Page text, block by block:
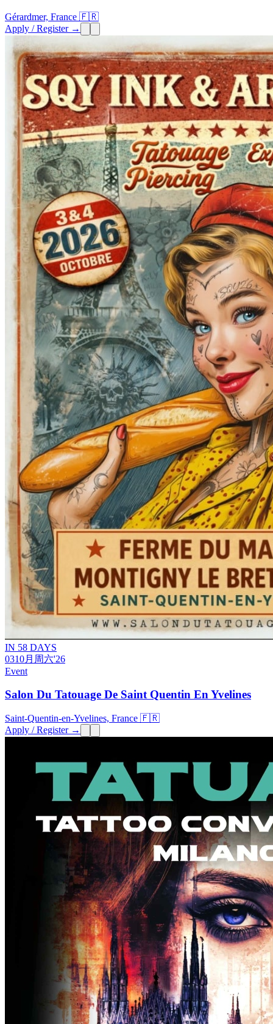
Gérardmer, France 🇫🇷
Apply / Register →
IN 58 DAYS
0310月 周六'26
Event
Salon Du Tatouage De Saint Quentin En Yvelines
Saint-Quentin-en-Yvelines, France 🇫🇷
Apply / Register →